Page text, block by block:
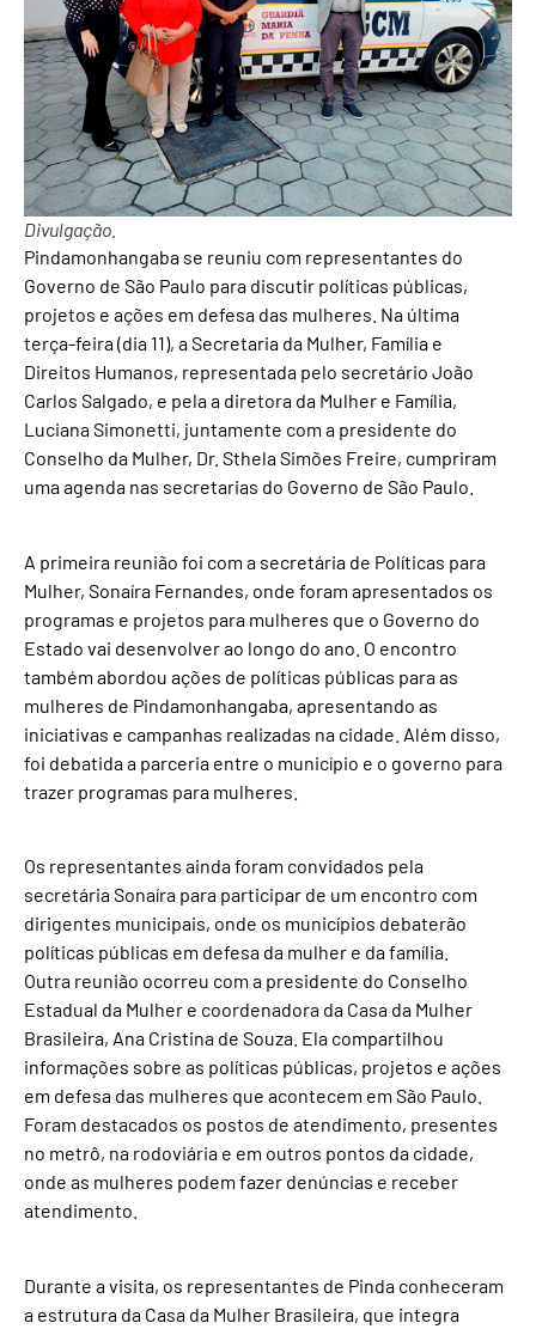
Divulgação.
Pindamonhangaba se reuniu com representantes do
Governo de São Paulo para discutir políticas públicas,
projetos e ações em defesa das mulheres. Na última
terça-feira (dia 11), a Secretaria da Mulher, Família e
Direitos Humanos, representada pelo secretário João
Carlos Salgado, e pela a diretora da Mulher e Família,
Luciana Simonetti, juntamente com a presidente do
Conselho da Mulher, Dr. Sthela Simões Freire, cumpriram
uma agenda nas secretarias do Governo de São Paulo.
A primeira reunião foi com a secretária de Políticas para
Mulher, Sonaíra Fernandes, onde foram apresentados os
programas e projetos para mulheres que o Governo do
Estado vai desenvolver ao longo do ano. O encontro
também abordou ações de políticas públicas para as
mulheres de Pindamonhangaba, apresentando as
iniciativas e campanhas realizadas na cidade. Além disso,
foi debatida a parceria entre o município e o governo para
trazer programas para mulheres.
Os representantes ainda foram convidados pela
secretária Sonaíra para participar de um encontro com
dirigentes municipais, onde os municípios debaterão
políticas públicas em defesa da mulher e da família.
Outra reunião ocorreu com a presidente do Conselho
Estadual da Mulher e coordenadora da Casa da Mulher
Brasileira, Ana Cristina de Souza. Ela compartilhou
informações sobre as políticas públicas, projetos e ações
em defesa das mulheres que acontecem em São Paulo.
Foram destacados os postos de atendimento, presentes
no metrô, na rodoviária e em outros pontos da cidade,
onde as mulheres podem fazer denúncias e receber
atendimento.
Durante a visita, os representantes de Pinda conheceram
a estrutura da Casa da Mulher Brasileira, que integra